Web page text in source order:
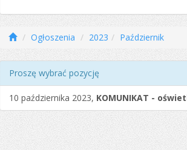
Ogłoszenia 2023 Październik
Proszę wybrać pozycję
10 października 2023, KOMUNIKAT -